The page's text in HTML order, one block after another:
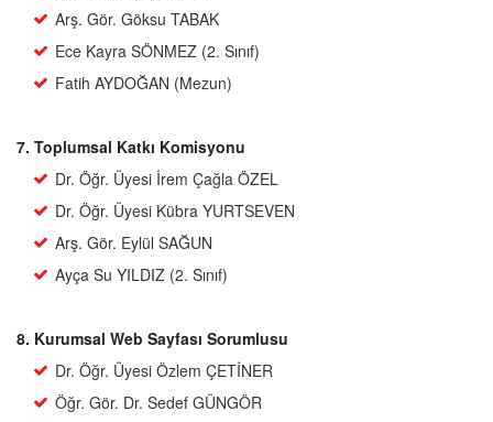
Arş. Gör. Göksu TABAK
Ece Kayra SÖNMEZ (2. Sınıf)
Fatih AYDOĞAN (Mezun)
7. Toplumsal Katkı Komisyonu
Dr. Öğr. Üyesi İrem Çağla ÖZEL
Dr. Öğr. Üyesi Kübra YURTSEVEN
Arş. Gör. Eylül SAĞUN
Ayça Su YILDIZ (2. Sınıf)
8. Kurumsal Web Sayfası Sorumlusu
Dr. Öğr. Üyesi Özlem ÇETİNER
Öğr. Gör. Dr. Sedef GÜNGÖR